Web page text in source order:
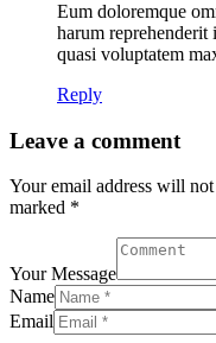
Eum doloremque
harum reprehenderit
quasi voluptatem
Reply
Leave a comment
Your email address will
marked *
Your Message
Name
Email